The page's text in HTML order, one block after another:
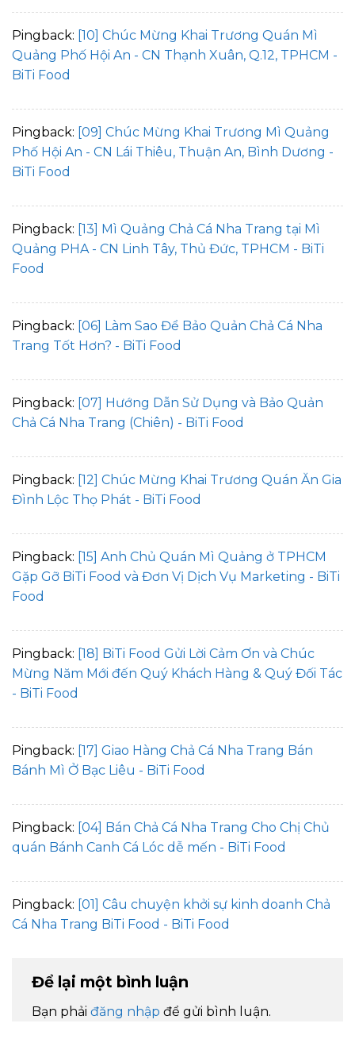
Pingback: [10] Chúc Mừng Khai Trương Quán Mì
Quảng Phố Hội An - CN Thạnh Xuân, Q.12, TPHCM -
BiTi Food
Pingback: [09] Chúc Mừng Khai Trương Mì Quảng
Phố Hội An - CN Lái Thiêu, Thuận An, Bình Dương -
BiTi Food
Pingback: [13] Mì Quảng Chả Cá Nha Trang tại Mì
Quảng PHA - CN Linh Tây, Thủ Đức, TPHCM - BiTi
Food
Pingback: [06] Làm Sao Để Bảo Quản Chả Cá Nha
Trang Tốt Hơn? - BiTi Food
Pingback: [07] Hướng Dẫn Sử Dụng và Bảo Quản
Chả Cá Nha Trang (Chiên) - BiTi Food
Pingback: [12] Chúc Mừng Khai Trương Quán Ăn Gia
Đình Lộc Thọ Phát - BiTi Food
Pingback: [15] Anh Chủ Quán Mì Quảng ở TPHCM
Gặp Gỡ BiTi Food và Đơn Vị Dịch Vụ Marketing - BiTi
Food
Pingback: [18] BiTi Food Gửi Lời Cảm Ơn và Chúc
Mừng Năm Mới đến Quý Khách Hàng & Quý Đối Tác
- BiTi Food
Pingback: [17] Giao Hàng Chả Cá Nha Trang Bán
Bánh Mì Ở Bạc Liêu - BiTi Food
Pingback: [04] Bán Chả Cá Nha Trang Cho Chị Chủ
quán Bánh Canh Cá Lóc dễ mến - BiTi Food
Pingback: [01] Câu chuyện khởi sự kinh doanh Chả
Cá Nha Trang BiTi Food - BiTi Food
Để lại một bình luận
Bạn phải đăng nhập để gửi bình luận.